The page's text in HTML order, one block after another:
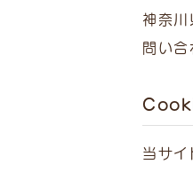
神奈
問い
当サイ